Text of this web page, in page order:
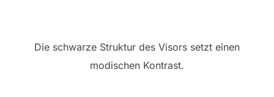
Die schwarze Struktur des Visors setzt einen
modischen Kontrast.